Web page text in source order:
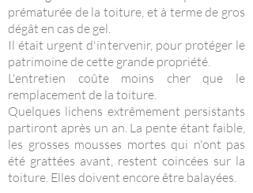
prématurée de la toiture, et à terme de gros
dégât en cas de gel.
Il était urgent d'intervenir, pour protéger le
patrimoine de cette grande propriété.
L'entretien coûte moins cher que le
remplacement de la toiture.
Quelques lichens extrêmement persistants
partiront après un an. La pente étant faible,
les grosses mousses mortes qui n'ont pas
été grattées avant, restent coincées sur la
toiture. Elles doivent encore être balayées.